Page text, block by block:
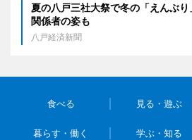
夏の八戸三社大祭で冬の「えんぶ
関係者の姿も
八戸経済新聞
食べる 見る・遊ぶ
暮らす・働く 学ぶ・知る